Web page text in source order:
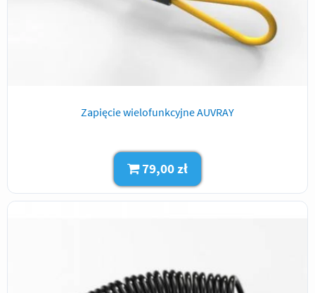
Zapięcie wielofunkcyjne AUVRAY
79,00 zł